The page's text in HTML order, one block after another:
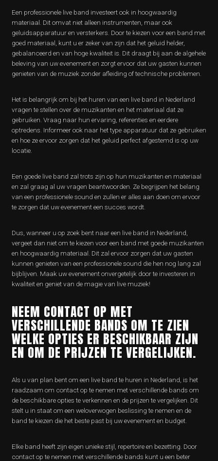
Een professionele live band investeert ook in hoogwaardig
materiaal. Dit omvat niet alleen instrumenten, maar ook
geluidsapparatuur en versterkers. Door te kiezen voor een band met
goed materiaal, kunt u er zeker van zijn dat het geluid helder,
gebalanceerd en van hoge kwaliteit is. Dit draagt bij aan de algehele
beleving van uw evenement en zorgt ervoor dat uw gasten kunnen
genieten van de muziek zonder afleiding of technische problemen.
Het is belangrijk om bij het huren van een live band in Nederland
vragen te stellen over de muzikanten en het materiaal dat ze
gebruiken. Vraag naar hun ervaring, referenties en eerdere
optredens. Informeer ook naar het type apparatuur dat ze gebruiken
en hoe ze ervoor zorgen dat het geluid perfect afgestemd is op uw
locatie.
Een goede live band zal trots zijn op hun muzikanten en materiaal
en zal graag al uw vragen beantwoorden. Ze begrijpen het belang
van een professionele sound en zullen er alles aan doen om ervoor
te zorgen dat uw evenement een succes wordt.
Dus, wanneer u op zoek bent naar een live band in Nederland,
vergeet dan niet om te kiezen voor een band met goede muzikanten
en hoogwaardig materiaal. Dit zal ervoor zorgen dat uw gasten
kunnen genieten van een professionele sound die hen nog lang zal
bijblijven. Maak uw evenement onvergetelijk door te investeren in
kwaliteit en geniet van de magie van live muziek!
NEEM CONTACT OP MET
VERSCHILLENDE BANDS OM TE ZIEN
WELKE OPTIES ER BESCHIKBAAR ZIJN
EN OM DE PRIJZEN TE VERGELIJKEN.
Als u van plan bent om een live band te huren in Nederland, is het
raadzaam om contact op te nemen met verschillende bands om
de beschikbare opties te verkennen en de prijzen te vergelijken. Dit
stelt u in staat om een weloverwogen beslissing te nemen en de
band te kiezen die het beste past bij uw evenement en budget.
Elke band heeft zijn eigen unieke stijl, repertoire en bezetting. Door
contact op te nemen met verschillende bands kunt u een beter